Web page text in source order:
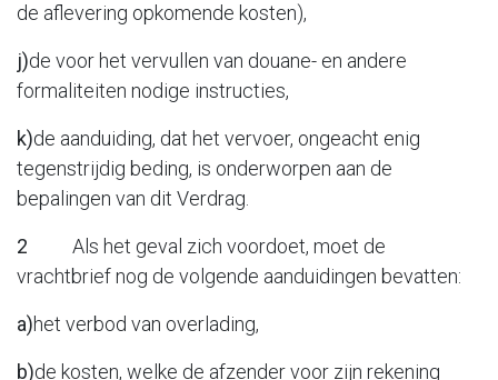
de aflevering opkomende kosten),
j)de voor het vervullen van douane- en andere
formaliteiten nodige instructies,
k)de aanduiding, dat het vervoer, ongeacht enig
tegenstrijdig beding, is onderworpen aan de
bepalingen van dit Verdrag.
2
Als het geval zich voordoet, moet de
vrachtbrief nog de volgende aanduidingen bevatten:
a)het verbod van overlading,
b)de kosten, welke de afzender voor zijn rekening